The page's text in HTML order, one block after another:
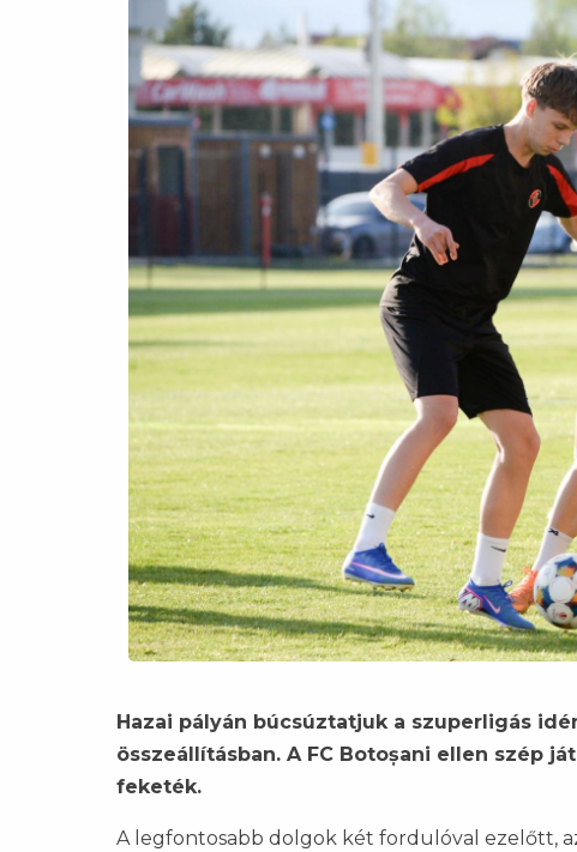
Hazai pályán búcsúztatjuk a szuperligás
összeállításban. A FC Botoșani ellen szép
feketék.
A legfontosabb dolgok két fordulóval ezelőtt,